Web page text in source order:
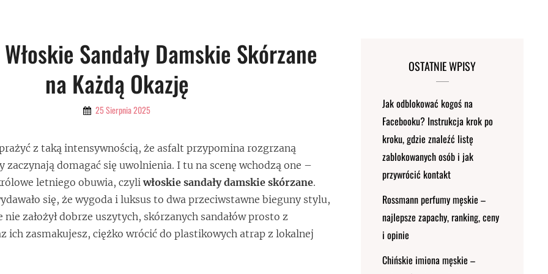
Sandały Damskie Skórzane
na Każdą Okazję
By 25 Sierpnia 2025
prażyć z taką intensywnością, że asfalt przypomina rozgrzaną
zaczynają domagać się uwolnienia. I tu na scenę wchodzą one –
letniego obuwia, czyliwłoskie sandały damskie skórzane.
się, że wygoda i luksus to dwa przeciwstawne bieguny stylu,
nie założył dobrze uszytych, skórzanych sandałów prosto z
ich zasmakujesz, ciężko wrócić do plastikowych atrap z lokalnej
OSTATNIE WPISY
Jak odblokować kogoś na
Facebooku? Instrukcja krok po
kroku, gdzie znaleźć listę
zablokowanych osób i jak
przywrócić kontakt
Rossmann perfumy męskie –
najlepsze zapachy, ranking, ceny
i opinie
Chińskie imiona męskie –